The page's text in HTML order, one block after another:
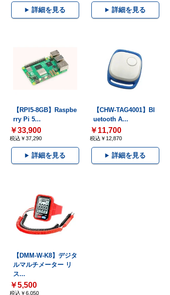
詳細を見る 詳細を見る
【RPI5-8GB】Raspbe
rry Pi 5...
￥33,900
税込￥37,290
詳細を見る
【CHW-TAG4001】Bl
uetooth A...
￥11,700
税込￥12,870
詳細を見る
【DMM-W-K8】デジタ
ルマルチメーター リ
ス...
￥5,500
税込￥6,050